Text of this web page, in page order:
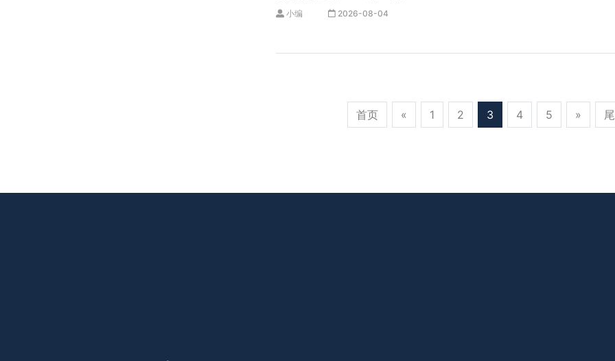
小编 2026-08-04
首页 « 1 2 3 4 5 »